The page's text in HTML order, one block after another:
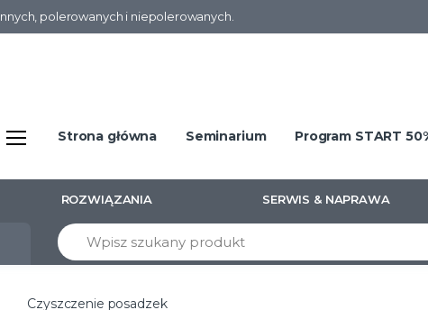
polerowanych i niepolerowanych.
Strona główna Seminarium Program START
ROZWIĄZANIA SERWIS & NAPRAWA
Szukaj
Czyszczenie posadzek